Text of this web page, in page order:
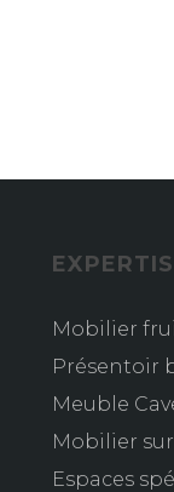
Mobilier
Présentoir
Meuble
Mobilier
Espaces